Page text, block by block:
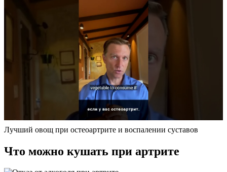
Лучший овощ при остеоартрите и воспалении суставов
Что можно кушать при артрите